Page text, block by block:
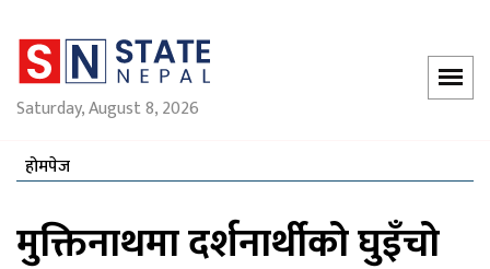
Saturday, August 8, 2026
होमपेज
मुक्तिनाथमा दर्शनार्थीको घुइँचो